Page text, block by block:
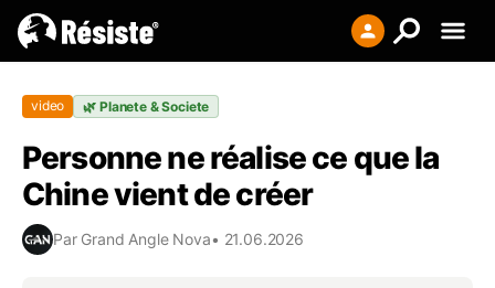
S'enregistrer
video 🌿 Planete & Societe
Personne ne réalise ce que la
Chine vient de créer
Par Grand Angle Nova• 21.06.2026